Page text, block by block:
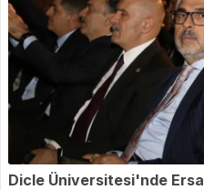
Dicle Üniversitesi'nde